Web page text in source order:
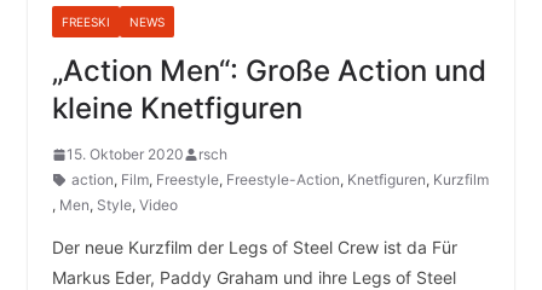
FREESKI NEWS
„Action Men“: Große Action und
kleine Knetfiguren
15. Oktober 2020
rsch
action, Film, Freestyle, Freestyle-Action, Knetfiguren, Kurzfilm
, Men, Style, Video
Der neue Kurzfilm der Legs of Steel Crew ist da Für
Markus Eder, Paddy Graham und ihre Legs of Steel